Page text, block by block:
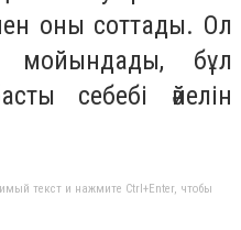
оны соттады. Ол
мойындады, бұл
себебі әйелін
текст и нажмите Ctrl+Enter, чтобы